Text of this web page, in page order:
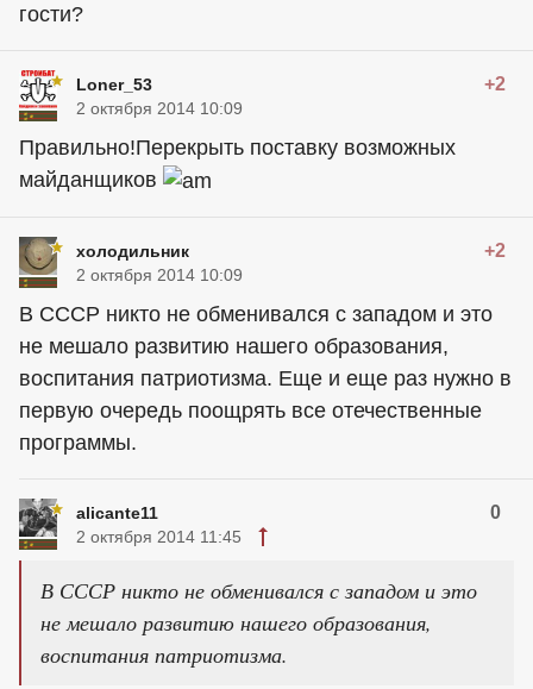
гости?
Loner_53 +2
2 октября 2014 10:09
Правильно!Перекрыть поставку возможных
майданщиков
холодильник +2
2 октября 2014 10:09
В СССР никто не обменивался с западом и это
не мешало развитию нашего образования,
воспитания патриотизма. Еще и еще раз нужно в
первую очередь поощрять все отечественные
программы.
alicante11 0
2 октября 2014 11:45
В СССР никто не обменивался с западом и это
не мешало развитию нашего образования,
воспитания патриотизма.